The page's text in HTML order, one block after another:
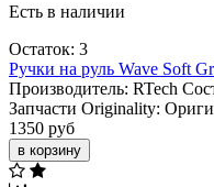
Есть в наличии
Остаток: 3
Ручки на руль Wave Soft
Производитель: RTech
Запчасти Originality:
1350 руб
в корзину